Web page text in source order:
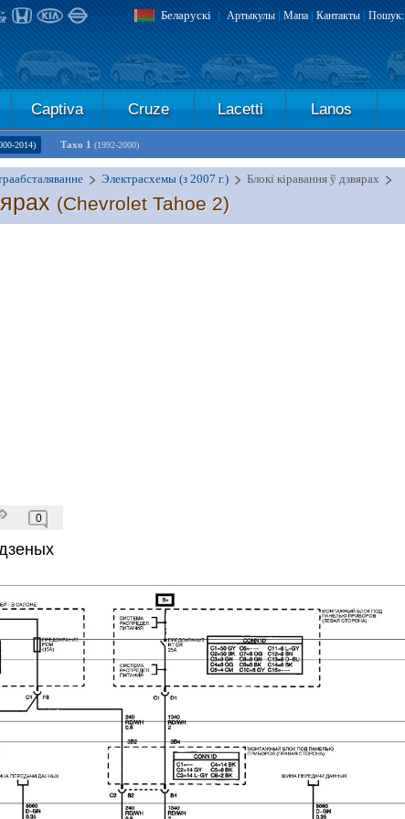
Беларускі | Артыкулы | Мапа | Кантакты | Пошук:
Captiva Cruze Lacetti Lanos
2014) Тахо 1 (1992-2000)
Электрасхемы (з 2007 г.) Блокі кіравання ў дзвярах
(Chevrolet Tahoe 2)
0